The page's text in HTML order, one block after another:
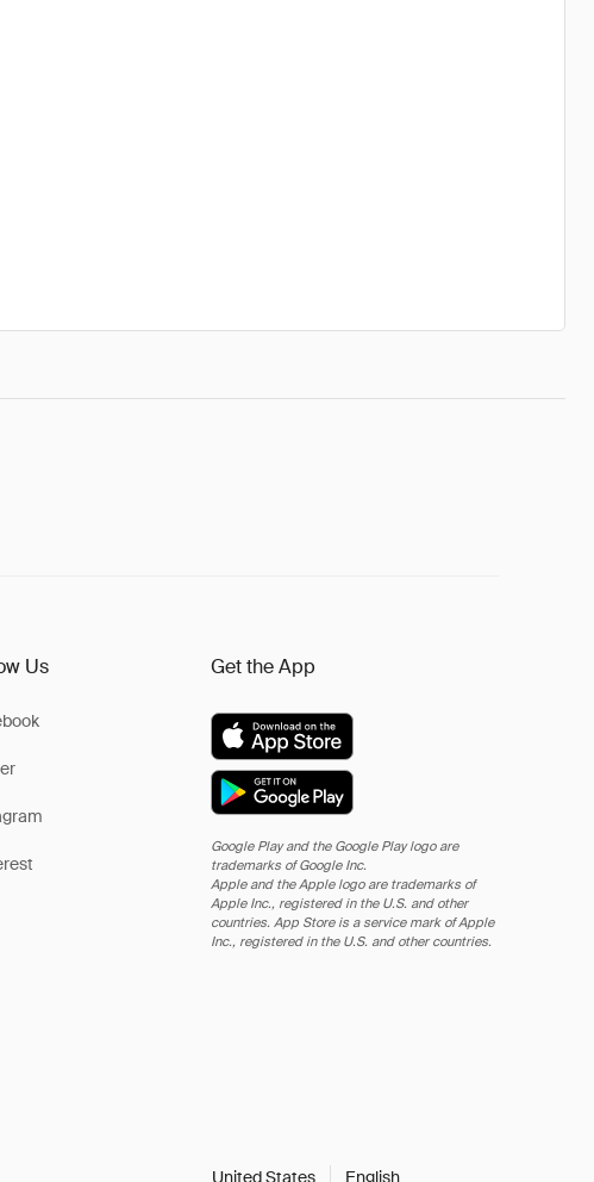
Us Get the App
Google Play and the Google Play logo are
trademarks of Google Inc.
Apple and the Apple logo are trademarks of
Apple Inc., registered in the U.S. and other
countries. App Store is a service mark of Apple
Inc., registered in the U.S. and other countries.
United States English